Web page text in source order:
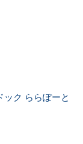
ク ららぽーと